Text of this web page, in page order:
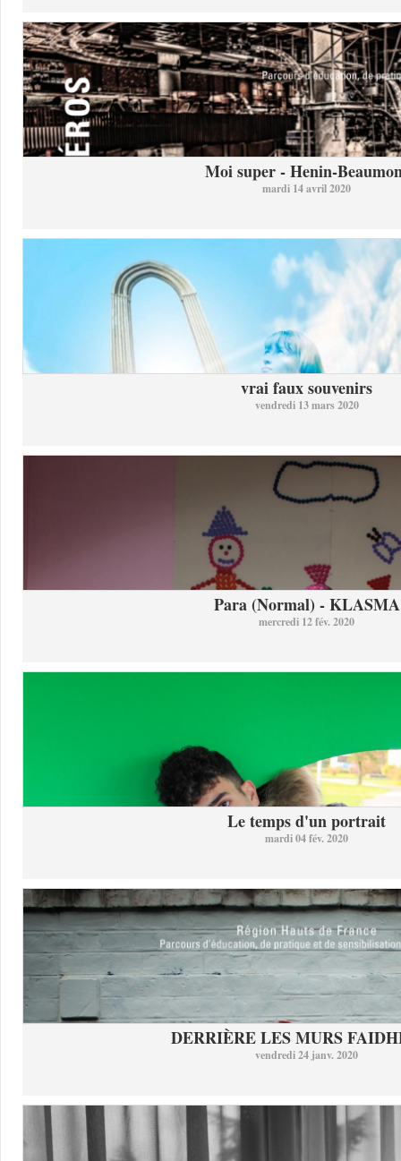
Moi super - Henin-
mardi 14 avril 2020
vrai faux souvenirs
vendredi 13 mars 2020
Para (Normal) - KLASMA
mercredi 12 fév. 2020
Le temps d'un portrait
mardi 04 fév. 2020
DERRIÈRE LES MURS
vendredi 24 janv. 2020